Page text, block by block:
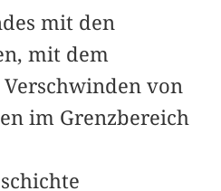
mit den
mit dem
von
im Grenzbereich